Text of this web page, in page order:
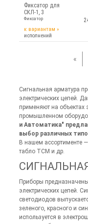
Фиксатор для
СКЛ-1, 3
Фиксатор
к вариантам »
исполнений
«
Сигнальная арматура
электрических цепей.
применяют на объектах
промышленном
и Автоматика"
выбор различных
В нашем ассортименте
табло ТСМ и др.
Приборы
электрических цепей.
светодиодов
зеленого, красного и
используется в